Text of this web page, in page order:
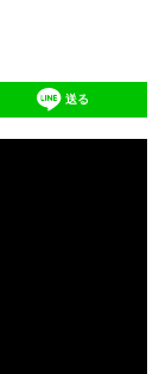
送る